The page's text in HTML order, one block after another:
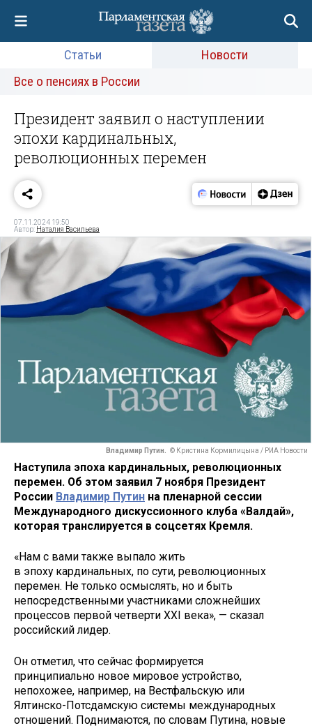
Статьи
Новости
Все о пенсиях в России
Президент заявил о наступлении
эпохи кардинальных,
революционных перемен
07.11.2024 19:50
Автор: Наталия Васильева
Владимир Путин. © Кристина Кормилицына / РИА Новости
Наступила эпоха кардинальных, революционных
перемен. Об этом заявил 7 ноября Президент
России Владимир Путин на пленарной сессии
Международного дискуссионного клуба «Валдай»,
которая транслируется в соцсетях Кремля.
«Нам с вами также выпало жить
в эпоху кардинальных, по сути, революционных
перемен. Не только осмыслять, но и быть
непосредственными участниками сложнейших
процессов первой четверти XXI века», — сказал
российский лидер.
Он отметил, что сейчас формируется
принципиально новое мировое устройство,
непохожее, например, на Вестфальскую или
Ялтинско-Потсдамскую системы международных
отношений. Поднимаются, по словам Путина, новые